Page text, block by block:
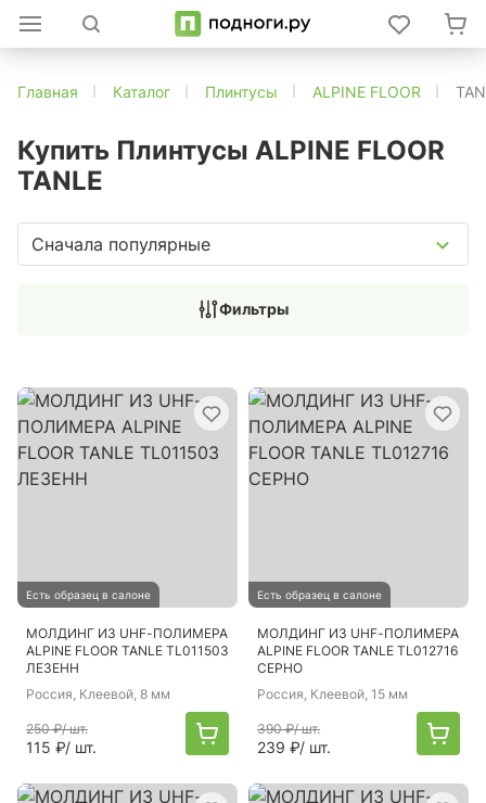
Главная Каталог Плинтусы ALPINE FLOOR
Купить Плинтусы ALPINE FLOOR
TANLE
Сначала популярные
Фильтры
Есть образец в салоне
МОЛДИНГ ИЗ UHF-ПОЛИМЕРА
ALPINE FLOOR TANLE TL011503
ЛЕЗЕНН
Россия, Клеевой, 8 мм
250 ₽/ шт.
115 ₽/ шт.
Есть образец в салоне
МОЛДИНГ ИЗ UHF-ПОЛИМЕРА
ALPINE FLOOR TANLE TL012716
СЕРНО
Россия, Клеевой, 15 мм
390 ₽/ шт.
239 ₽/ шт.